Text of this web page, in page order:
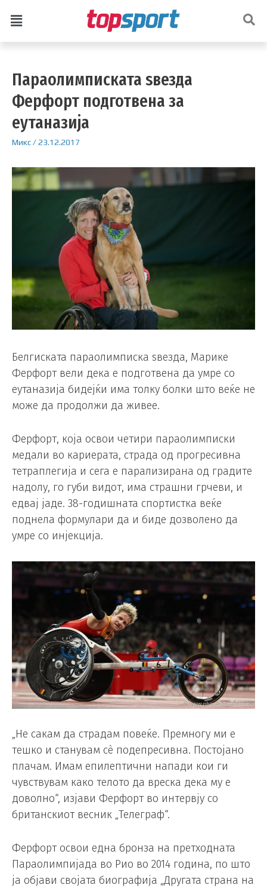
Параолимписката ѕвезда
Ферфорт подготвена за
еутаназија
Микс/23.12.2017
Белгиската параолимписка ѕвезда, Марике
Ферфорт вели дека е подготвена да умре со
еутаназија бидејќи има толку болки што веќе не
може да продолжи да живее.
Ферфорт, која освои четири параолимписки
медали во кариерата, страда од прогресивна
тетраплегија и сега е парализирана од градите
надолу, го губи видот, има страшни грчеви, и
едвај јаде. 38-годишната спортистка веќе
поднела формулари да и биде дозволено да
умре со инјекција.
„Не сакам да страдам повеќе. Премногу ми е
тешко и станувам сè подепресивна. Постојано
плачам. Имам епилептични напади кои ги
чувствувам како телото да вреска дека му е
доволно“, изјави Ферфорт во интервју со
британскиот весник „Телеграф“.
Ферфорт освои една бронза на претходната
Параолимпијада во Рио во 2014 година, по што
ја објави својата биографија „Другата страна на